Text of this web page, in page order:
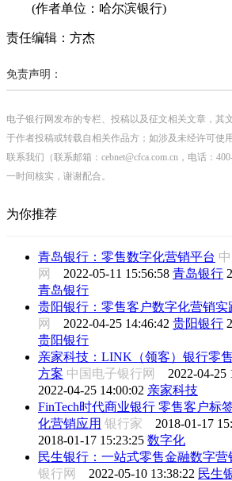
(作者单位：哈尔滨银行)
责任编辑：方杰
免责声明：
电子银行网发布的专栏、投稿以及征文相关文章，其
于作者投稿或转载自相关作品方；如涉及未经许可使
联系我们（联系邮箱：cebnet@cfca.com.cn，电话：
一时间核实，谢谢配合。
为你推荐
青岛银行：零售数字化营销平台
网 2022-05-11 15:56:58 青岛银行
青岛银行
贵阳银行：零售客户数字化营销实
网 2022-04-25 14:46:42 贵阳银行
贵阳银行
亲家科技：LINK（领客）银行零
方案 中国电子银行网 2022-04-25
2022-04-25 14:00:02 亲家科技
FinTech时代商业银行 零售客户标
化营销应用 银行家 2018-01-17
2018-01-17 15:23:25 数字化
民生银行：一站式零售金融数字营
银行网 2022-05-10 13:38:22 民生